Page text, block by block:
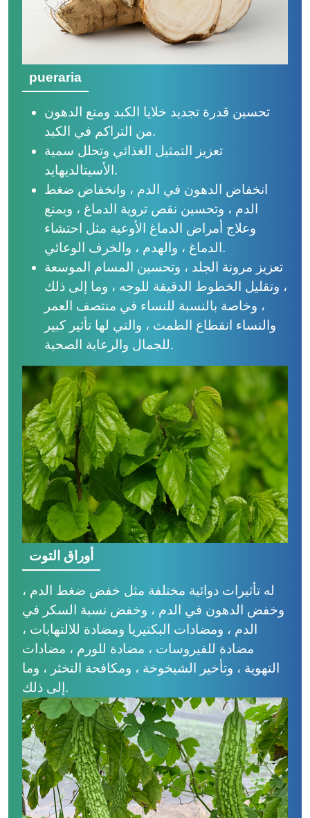
pueraria
تحسين قدرة تجديد خلايا الكبد ومنع الدهون
من التراكم في الكبد.
تعزيز التمثيل الغذائي وتحلل سمية
الأسيتالديهايد.
انخفاض الدهون في الدم ، وانخفاض ضغط
الدم ، وتحسين نقص تروية الدماغ ، ويمنع
وعلاج أمراض الدماغ الأوعية مثل احتشاء
الدماغ ، والهدم ، والخرف الوعائي.
تعزيز مرونة الجلد ، وتحسين المسام الموسعة
، وتقليل الخطوط الدقيقة للوجه ، وما إلى ذلك
، وخاصة بالنسبة للنساء في منتصف العمر
والنساء انقطاع الطمث ، والتي لها تأثير كبير
للجمال والرعاية الصحية.
أوراق التوت
له تأثيرات دوائية مختلفة مثل خفض ضغط الدم ،
وخفض الدهون في الدم ، وخفض نسبة السكر في
الدم ، ومضادات البكتيريا ومضادة للالتهابات ،
مضادة للفيروسات ، مضادة للورم ، مضادات
التهوية ، وتأخير الشيخوخة ، ومكافحة التخثر ، وما
إلى ذلك.